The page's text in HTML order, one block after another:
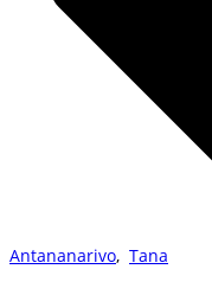
Antananarivo, Tana